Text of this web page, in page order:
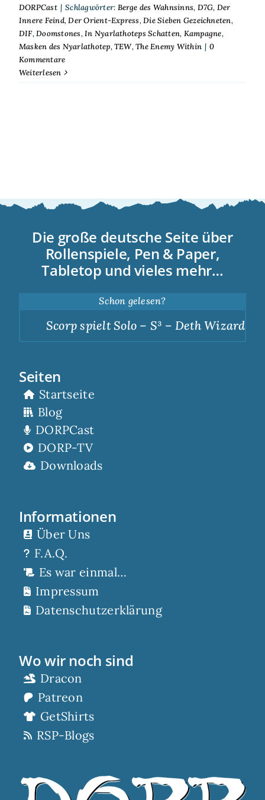
DORPCast | Schlagwörter: Berge des Wahnsinns, D7G, Der
Innere Feind,Der Orient-Express,Die Sieben Gezeichneten,
DIF,Doomstones,In Nyarlathoteps Schatten, Kampagne,
Masken des Nyarlathotep,TEW,The Enemy Within | 0
Kommentare
Weiterlesen
Die große deutsche Seite über
Rollenspiele, Pen & Paper,
Tabletop und vieles mehr…
Schon gelesen?
Scorp spielt Solo – S³ – Deth Wizards –
Seiten
Startseite
Blog
DORPCast
DORP-TV
Downloads
Informationen
Über Uns
F.A.Q.
Es war einmal…
Impressum
Datenschutzerklärung
Wo wir noch sind
Dracon
Patreon
GetShirts
RSP-Blogs